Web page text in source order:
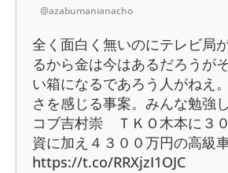
@azabumanianacho
全く面白く無いのにテレビ局
るから金は今はあるだろうが
い箱になるであろう人がねえ
さを感じる事案。みんな勉強
コブ吉村崇 ＴＫＯ木本に３
資に加え４３００万円の高級
https://t.co/RRXjzI1OJC